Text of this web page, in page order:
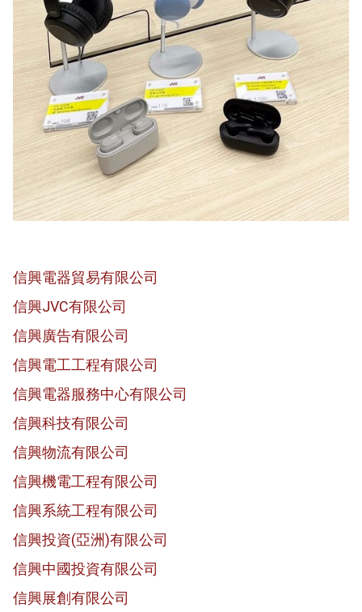
信興電器貿易有限公司
信興JVC有限公司
信興廣告有限公司
信興電工工程有限公司
信興電器服務中心有限公司
信興科技有限公司
信興物流有限公司
信興機電工程有限公司
信興系統工程有限公司
信興投資(亞洲)有限公司
信興中國投資有限公司
信興展創有限公司